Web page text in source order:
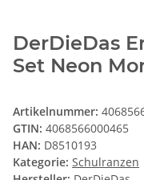
DerDieDas
Set Neon
Artikelnummer:
GTIN: 4068566000465
HAN: D8510193
Kategorie: Schulranzen